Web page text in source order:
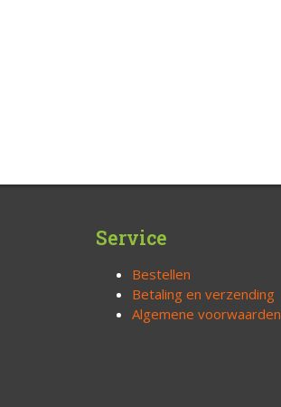
Service
Bestellen
Betaling en verzending
Algemene voorwaarden